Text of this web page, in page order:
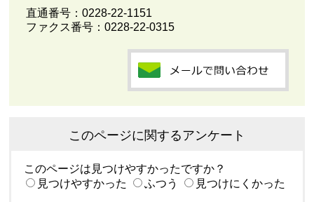
直通番号：0228-22-1151
ファクス番号：0228-22-0315
このページに関するアンケート
このページは見つけやすかったですか？
見つけやすかった
ふつう 見つけにくかった